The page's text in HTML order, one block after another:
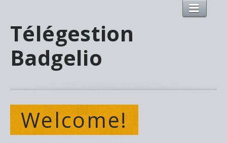
Télégestion
Badgelio
Welcome!